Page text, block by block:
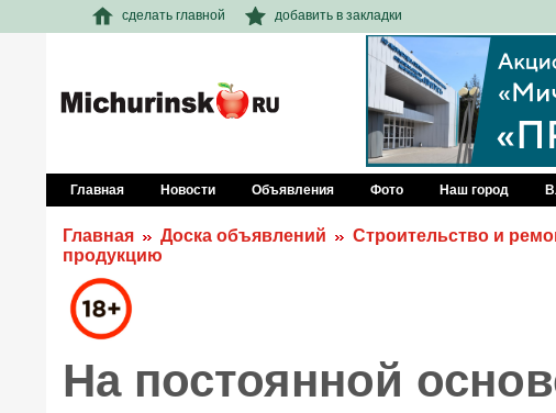
сделать главной добавить в закладки
Главная Новости Объявления Фото Наш город
Главная Доска объявлений Строительство и
продукцию
На постоянной